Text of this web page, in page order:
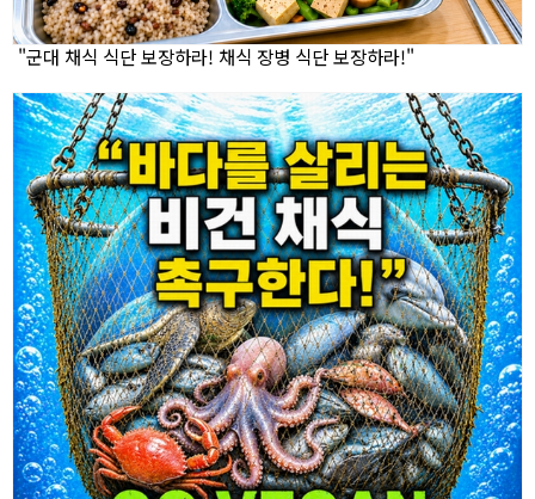
"군대 채식 식단 보장하라! 채식 장병 식단 보장하라!"